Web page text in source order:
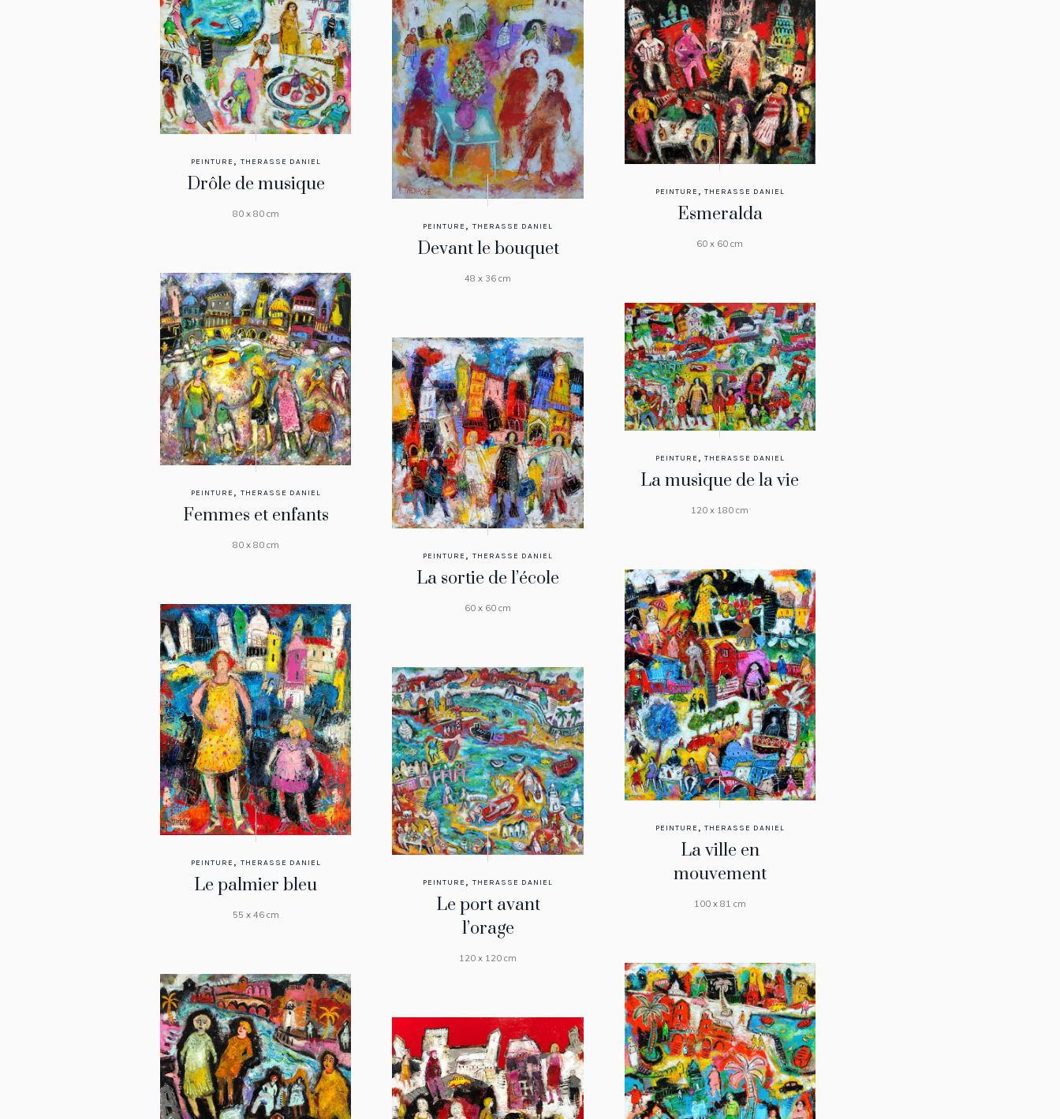
PEINTURE , THERASSE DANIEL
Devant le bouquet
48 x 36 cm
PEINTURE , THERASSE DANIEL
Drôle de musique
80 x 80 cm
PEINTURE ,THERASSE DANIEL
Esmeralda
60 x 60 cm
PEINTURE , THERASSE DANIEL
Femmes et enfants
80 x 80 cm
PEINTURE ,THERASSE DANIEL
La musique de la vie
120 x 180 cm
PEINTURE , THERASSE DANIEL
La sortie de l’école
60 x 60 cm
PEINTURE ,THERASSE DANIEL
La ville en
mouvement
100 x 81 cm
PEINTURE , THERASSE DANIEL
Le palmier bleu
55 x 46 cm
PEINTURE , THERASSE DANIEL
Le port avant
l’orage
120 x 120 cm